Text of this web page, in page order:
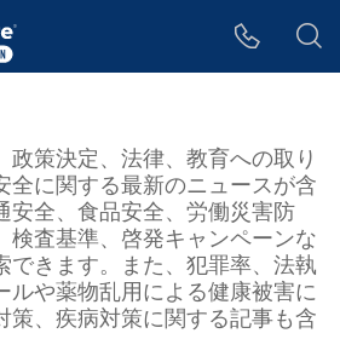
政策決定、法律、教育への取り
全に関する最新のニュースが含
安全、食品安全、労働災害防
検査基準、啓発キャンペーンな
できます。また、犯罪率、法執
ルや薬物乱用による健康被害に
策、疾病対策に関する記事も含